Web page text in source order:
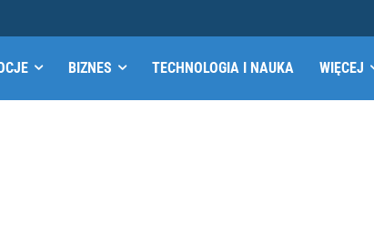
BIZNES TECHNOLOGIA I NAUKA WIĘCEJ